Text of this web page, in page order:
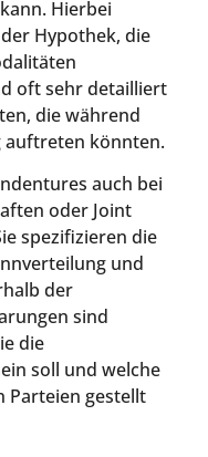
Hierbei
Hypothek, die
oft sehr detailliert
die während
auftreten könnten.
auch bei
oder Joint
spezifizieren die
und
der
sind
die
soll und welche
Parteien gestellt